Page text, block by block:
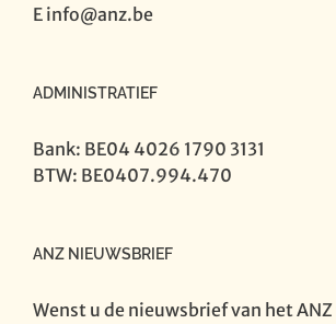
E info@anz.be
ADMINISTRATIEF
Bank: BE04 4026 1790 3131
BTW: BE0407.994.470
ANZ NIEUWSBRIEF
Wenst u de nieuwsbrief van het